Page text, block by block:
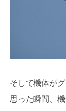
そして機体が
思った瞬間、